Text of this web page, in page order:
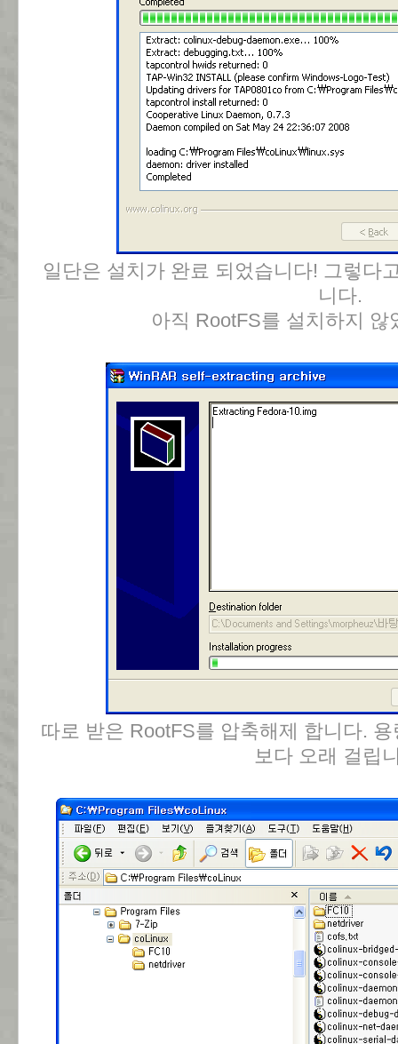
일단은 설치가 완료 되었습니다! 그렇다
니다.
아직 RootFS를 설치하지 않
따로 받은 RootFS를 압축해제 합니다.
보다 오래 걸립